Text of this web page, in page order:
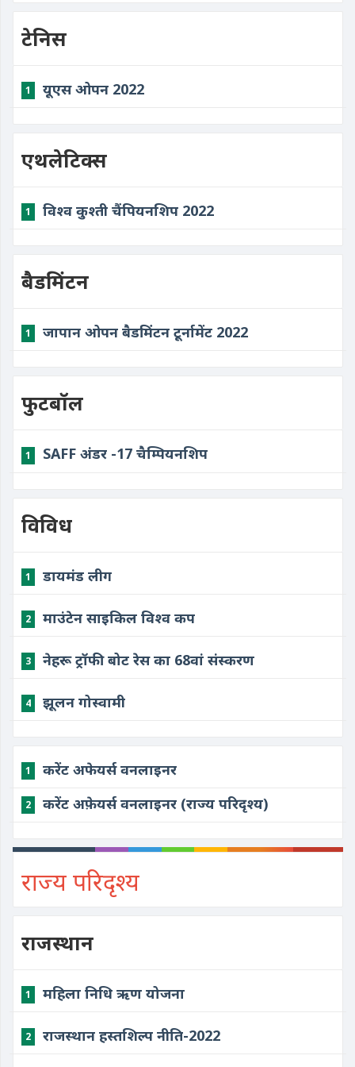
टेनिस
1 यूएस ओपन 2022
एथलेटिक्स
1 विश्व कुश्ती चैंपियनशिप 2022
बैडमिंटन
1 जापान ओपन बैडमिंटन टूर्नामेंट 2022
फुटबॉल
1 SAFF अंडर -17 चैम्पियनशिप
विविध
1 डायमंड लीग
2 माउंटेन साइकिल विश्व कप
3 नेहरू ट्रॉफी बोट रेस का 68वां संस्करण
4 झूलन गोस्वामी
1 करेंट अफेयर्स वनलाइनर
2 करेंट अफ़ेयर्स वनलाइनर (राज्य परिदृश्य)
राज्य परिदृश्य
राजस्थान
1 महिला निधि ऋण योजना
2 राजस्थान हस्तशिल्प नीति-2022